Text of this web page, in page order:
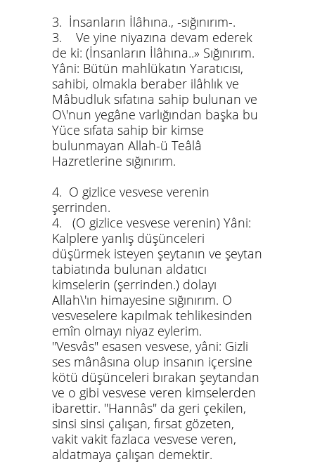
3. İnsanların İlâhına., -sığınırım-.
3. Ve yine niyazına devam ederek
de ki: (İnsanların İlâhına..» Sığınırım.
Yâni: Bütün mahlükatın Yaratıcısı,
sahibi, olmakla beraber ilâhlık ve
Mâbudluk sıfatına sahip bulunan ve
O\'nun yegâne varlığından başka bu
Yüce sıfata sahip bir kimse
bulunmayan Allah-ü Teâlâ
Hazretlerine sığınırım.
4. O gizlice vesvese verenin
şerrinden.
4. (O gizlice vesvese verenin) Yâni:
Kalplere yanlış düşünceleri
düşürmek isteyen şeytanın ve şeytan
tabiatında bulunan aldatıcı
kimselerin (şerrinden.) dolayı
Allah\'ın himayesine sığınırım. O
vesveselere kapılmak tehlikesinden
emîn olmayı niyaz eylerim.
"Vesvâs" esasen vesvese, yâni: Gizli
ses mânâsına olup insanın içersine
kötü düşünceleri bırakan şeytandan
ve o gibi vesvese veren kimselerden
ibarettir. "Hannâs" da geri çekilen,
sinsi sinsi çalışan, fırsat gözeten,
vakit vakit fazlaca vesvese veren,
aldatmaya çalışan demektir.